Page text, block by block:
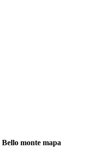
Bello monte mapa